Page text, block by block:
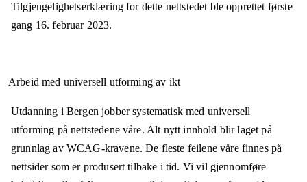
Tilgjengelighetserklæring for dette nettstedet ble opprettet første
gang 16. februar 2023.
Arbeid med universell utforming av ikt
Utdanning i Bergen jobber systematisk med universell
utforming på nettstedene våre. Alt nytt innhold blir laget på
grunnlag av WCAG-kravene. De fleste feilene våre finnes på
nettsider som er produsert tilbake i tid. Vi vil gjennomføre